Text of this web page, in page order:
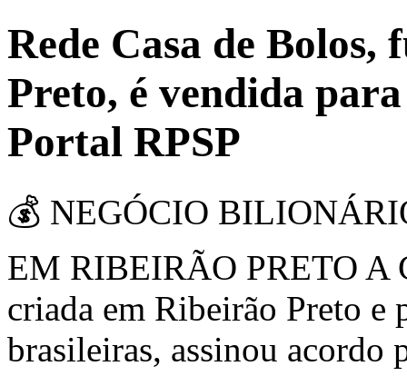
Rede Casa de
Preto, é vendida
Portal RPSP
💰 NEGÓCIO
EM RIBEIRÃO PRETO A
criada em Ribeirão Preto e
brasileiras, assinou acordo